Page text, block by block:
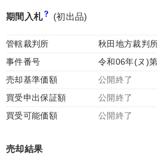
期間入札 (初出品)
管轄裁判所
秋田地方裁判
事件番号
令和06年(ヌ)
売却基準価額
公開終了
買受申出保証額
公開終了
買受可能価額
公開終了
売却結果